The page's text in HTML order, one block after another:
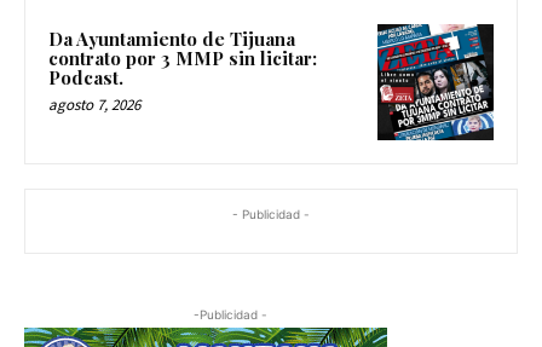
Da Ayuntamiento de Tijuana
contrato por 3 MMP sin licitar:
Podcast.
agosto 7, 2026
- Publicidad -
-Publicidad -